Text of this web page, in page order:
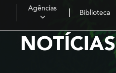
Agências
Biblioteca
NOTÍCIAS